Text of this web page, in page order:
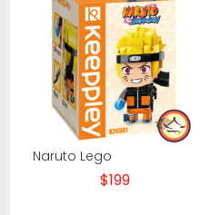
Naruto Lego
$199